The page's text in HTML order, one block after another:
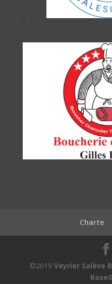
Charte
©2019Veyrier Salève